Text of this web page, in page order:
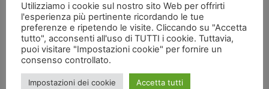
Utilizziamo i cookie sul nostro sito Web per offrirti
l'esperienza più pertinente ricordando le tue
preferenze e ripetendo le visite. Cliccando su "Accetta
tutto", acconsenti all'uso di TUTTI i cookie. Tuttavia,
puoi visitare "Impostazioni cookie" per fornire un
consenso controllato.
Impostazioni dei cookie Accetta tutti